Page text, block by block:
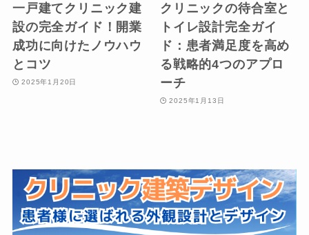
一戸建てクリニック建
設の完全ガイド！開業
成功に向けたノウハウ
とコツ
2025年1月20日
クリニックの待合室と
トイレ設計完全ガイ
ド：患者満足度を高め
る戦略的4つのアプロ
ーチ
2025年1月13日